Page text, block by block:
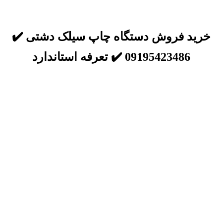
خرید فروش دستگاه چاپ سیلک دشتی ✔️
09195423486 ✔️ تعرفه استاندارد